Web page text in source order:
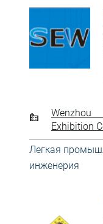
Exhibition
Легкая
инженерия